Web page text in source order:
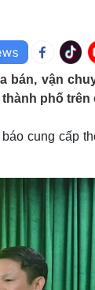
Xe máy
trang
Việt
bán, vận
phố trên
cung cấp